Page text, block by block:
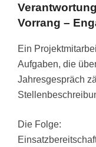
Vorrang –
Ein
Aufgaben, die
Jahresgespräch
Die Folge: